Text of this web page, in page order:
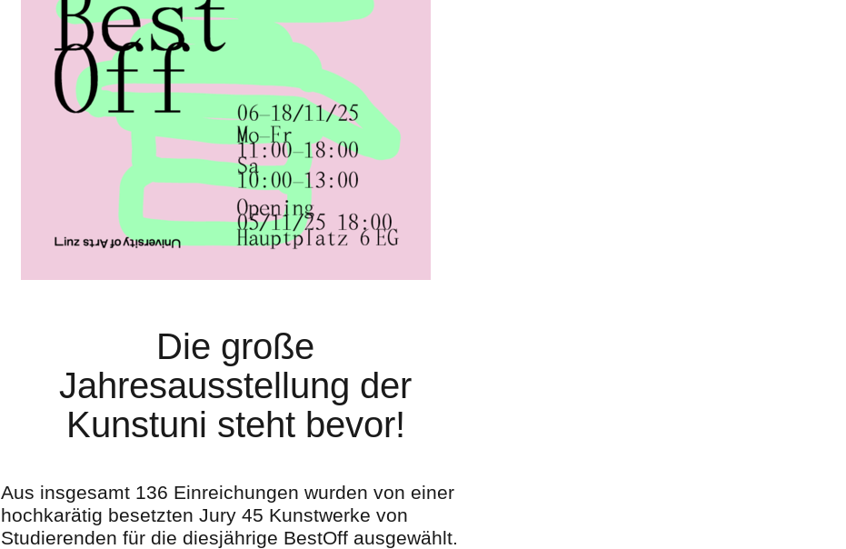
Die große
Jahresausstellung der
Kunstuni steht bevor!
Aus insgesamt 136 Einreichungen wurden von einer
hochkarätig besetzten Jury 45 Kunstwerke von
Studierenden für die diesjährige BestOff ausgewählt.